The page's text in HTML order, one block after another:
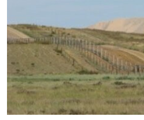
ЭЖЕ-СИҢДИЛЕР
АЗАТТЫК+
ЫҢГАЙСЫЗ СУРООЛОР
ОНЛАЙН ШЕРИНЕ
ЭЕ/АРнун бардык сайттары